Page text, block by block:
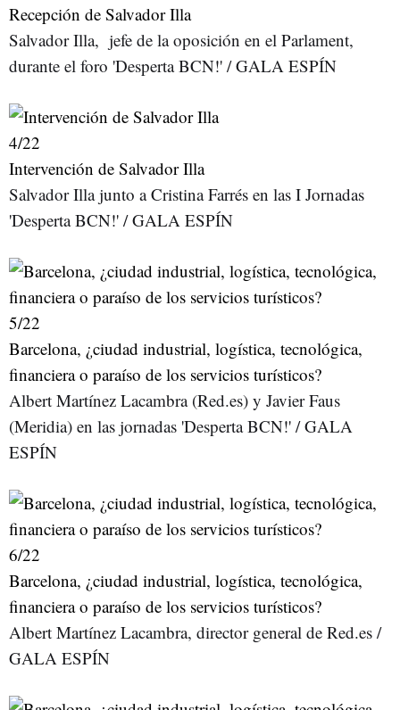
Recepción de Salvador Illa
Salvador Illa, jefe de la oposición en el Parlament,
durante el foro 'Desperta BCN!' / GALA ESPÍN
4/22
Intervención de Salvador Illa
Salvador Illa junto a Cristina Farrés en las I Jornadas
'Desperta BCN!' / GALA ESPÍN
5/22
Barcelona, ¿ciudad industrial, logística, tecnológica,
financiera o paraíso de los servicios turísticos?
Albert Martínez Lacambra (Red.es) y Javier Faus
(Meridia) en las jornadas 'Desperta BCN!' / GALA
ESPÍN
6/22
Barcelona, ¿ciudad industrial, logística, tecnológica,
financiera o paraíso de los servicios turísticos?
Albert Martínez Lacambra, director general de Red.es /
GALA ESPÍN